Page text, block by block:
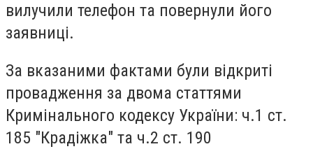
вилучили телефон та повернули його
заявниці.
За вказаними фактами були відкриті
провадження за двома статтями
Кримінального кодексу України: ч.1 ст.
185 "Крадіжка" та ч.2 ст. 190